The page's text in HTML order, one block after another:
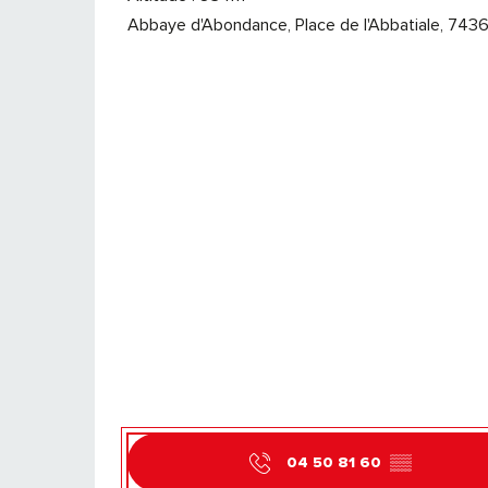
Abbaye d'Abondance, Place de l'Abbatiale,
04 50 81 60 ▒▒